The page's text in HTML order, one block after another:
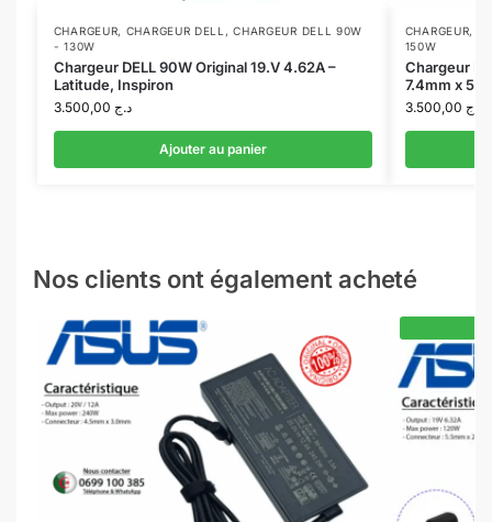
CHARGEUR, CHARGEUR DELL ,CHARGEUR DELL 90W
- 130W
Chargeur DELL 90W Original 19.V 4.62A –
Latitude, Inspiron
د.ج
Ajouter au panier
CHARGEUR,
150W
Chargeur
7.4mm x
د.ج
Nos clients ont également acheté